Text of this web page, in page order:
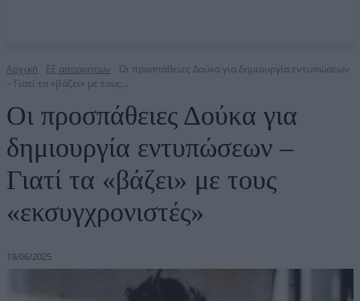
Αρχική Εξ απορρήτων
Οι προσπάθειες Δούκα για δημιουργία εντυπώσεων
– Γιατί τα «βάζει» με τους...
Οι προσπάθειες Δούκα για
δημιουργία εντυπώσεων –
Γιατί τα «βάζει» με τους
«εκσυγχρονιστές»
19/06/2025